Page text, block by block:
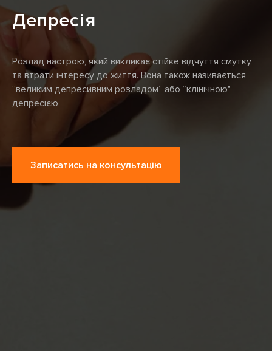
Депресія
Розлад настрою, який викликає стійке відчуття смутку
та втрати інтересу до життя. Вона також називається
“великим депресивним розладом” або “клінічною"
депресією
Записатись на консультацію